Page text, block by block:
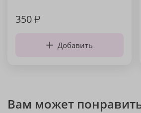
350₽
Добавить
Вам может